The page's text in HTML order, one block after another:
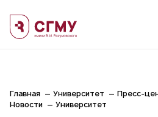
Главная Университет Пресс-
Новости
Университет